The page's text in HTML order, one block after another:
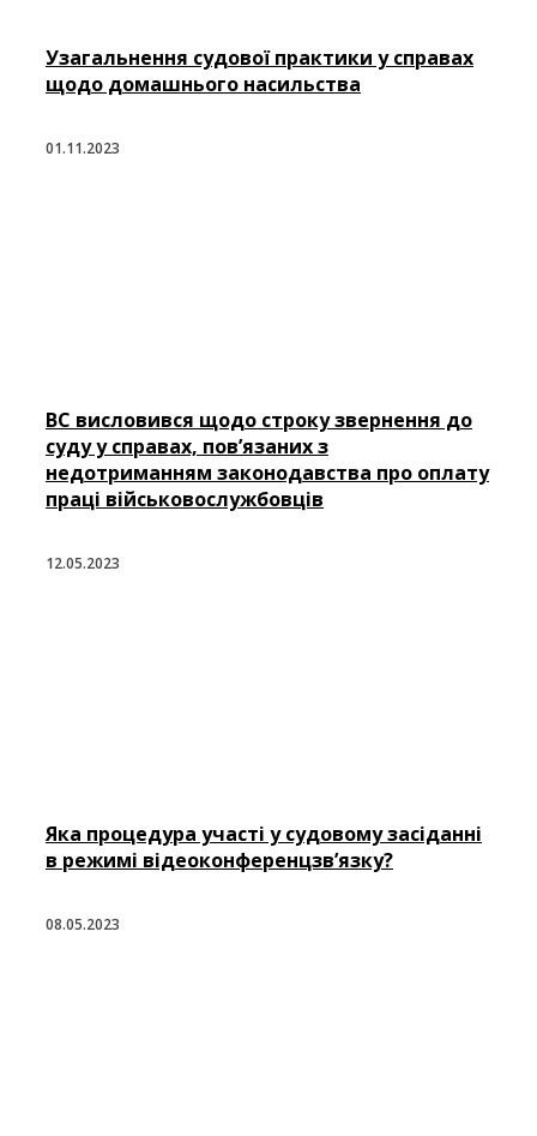
Узагальнення судової практики у справах
щодо домашнього насильства
01.11.2023
ВС висловився щодо строку звернення до
суду у справах, пов’язаних з
недотриманням законодавства про оплату
праці військовослужбовців
12.05.2023
Яка процедура участі у судовому засіданні
в режимі відеоконференцзв’язку?
08.05.2023